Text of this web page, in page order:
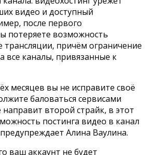
видео и доступный
после первого
потеряете возможность
причём ограничение
все каналы, привязанные к
месяцев вы не исправите своё
баловаться сервисами
второй страйк, в этот
постинга видео в канал
Алина Ваулина.
ваш аккаунт не будет